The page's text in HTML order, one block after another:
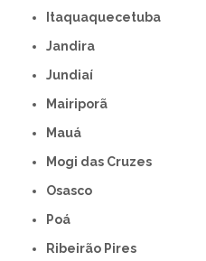
Itaquaquecetuba
Jandira
Jundiaí
Mairiporã
Mauá
Mogi das Cruzes
Osasco
Poá
Ribeirão Pires